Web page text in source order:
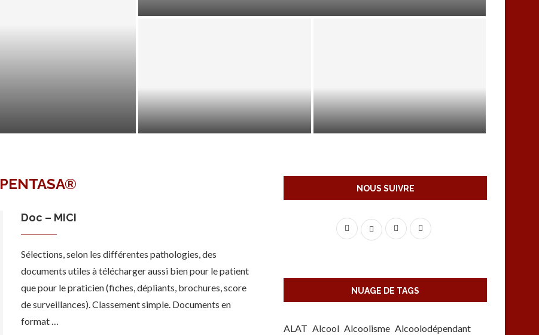
PENTASA®
Doc – MICI
Sélections, selon les différentes pathologies, des
documents utiles à télécharger aussi bien pour le patient
que pour le praticien (fiches, dépliants, brochures, score
de surveillances). Classement simple. Documents en
format …
NOUS SUIVRE
NUAGE DE TAGS
ALAT Alcool Alcoolisme Alcoolodépendant